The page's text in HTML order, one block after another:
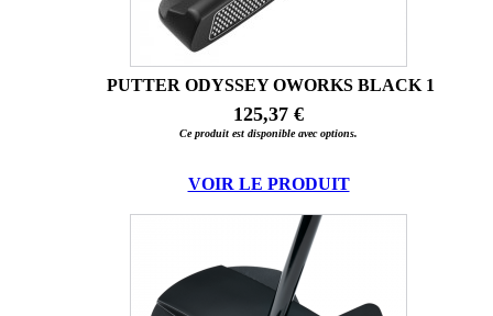
PUTTER ODYSSEY OWORKS BLACK 1
125,37 €
Ce produit est disponible avec options.
VOIR LE PRODUIT